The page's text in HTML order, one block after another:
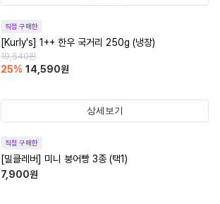
직접 구매한
[Kurly's] 1++ 한우 국거리 250g (냉장)
19,540원
25% 14,590원
상세보기
직접 구매한
[밀클레버] 미니 붕어빵 3종 (택1)
7,900원